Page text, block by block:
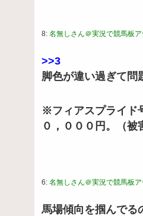
8: 名無しさん＠実況で競馬板ア
>>3
脚色が違い過ぎて問
※フィアスプライド
０，０００円。（被
6: 名無しさん＠実況で競馬板ア
馬場傾向を掴んでる